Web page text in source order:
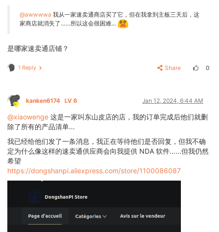
@awwwwa 我从一家速卖通商店买了它，但在我拿到主板三天后，这
家商店就消失了……所以这会很困难...
是哪家速卖通店铺？
1 Reply Share 0
kanken6174 LV 6 Jan 12, 2024, 6:44 AM
@xiaowenge 这是一家叫东山皮店的店，我的订单完成后他们就删
除了所有的产品清单...
我已经给他们发了一条消息，我正在等待他们是否回复，但我不确
定为什么像这样的速卖通供应商会向我提供 NDA 软件......但我仍然
希望
https://dongshanpi.aliexpress.com/store/1100086087